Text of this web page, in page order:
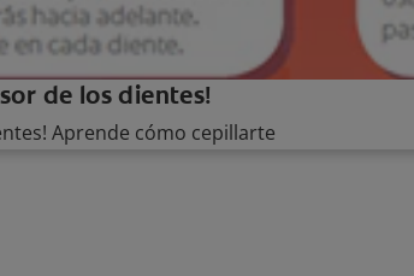
de los dientes!
Aprende cómo cepillarte